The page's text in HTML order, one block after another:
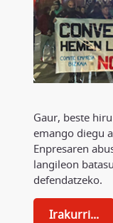
Gaur, beste
emango diegu
Enpresaren
langileon
defendatzeko.
Irakurri...